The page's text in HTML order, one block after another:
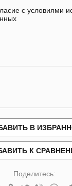
с условиями
В
К
Поделитесь: